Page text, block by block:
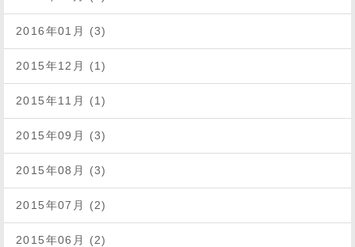
2016年01月 (3)
2015年12月 (1)
2015年11月 (1)
2015年09月 (3)
2015年08月 (3)
2015年07月 (2)
2015年06月 (2)